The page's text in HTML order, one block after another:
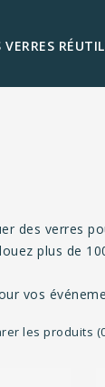
des verres
plus de
vos
les produits